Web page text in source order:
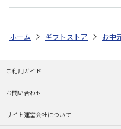
ホーム ギフトストア お中
ご利用ガイド
お問い合わせ
サイト運営会社について